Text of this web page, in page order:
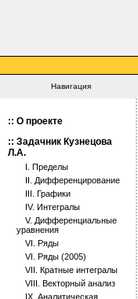
Навигация
:: О проекте
:: Задачник Кузнецова
Л.А.
I. Пределы
II. Дифференцирование
III. Графики
IV. Интегралы
V. Дифференциальные
уравнения
VI. Ряды
VI. Ряды (2005)
VII. Кратные интегралы
VIII. Векторный анализ
IX. Аналитическая